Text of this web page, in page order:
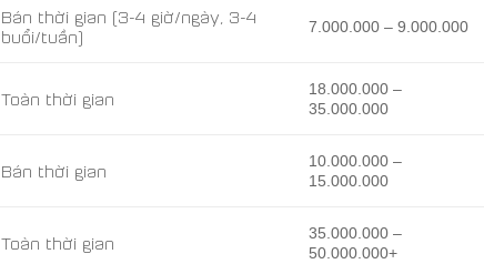
Bán thời gian (3-4 giờ/ngày, 3-4
buổi/tuần)
7.000.000 – 9.000.000
Toàn thời gian
18.000.000 –
35.000.000
Bán thời gian
10.000.000 –
15.000.000
Toàn thời gian
35.000.000 –
50.000.000+